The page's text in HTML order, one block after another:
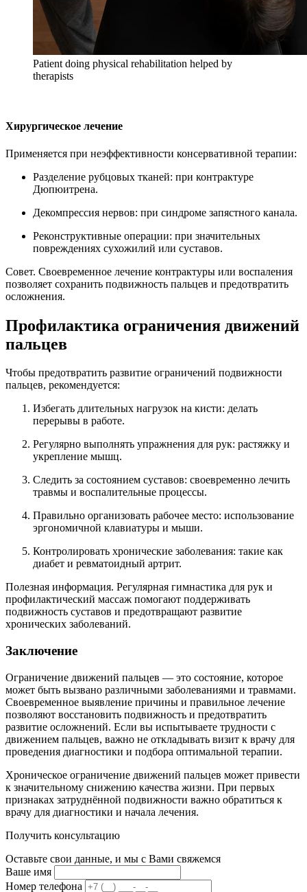
Patient doing physical rehabilitation helped by
therapists
Хирургическое лечение
Применяется при неэффективности консервативной терапии:
Разделение рубцовых тканей: при контрактуре
Дюпюитрена.
Декомпрессия нервов: при синдроме запястного канала.
Реконструктивные операции: при значительных
повреждениях сухожилий или суставов.
Совет. Своевременное лечение контрактуры или воспаления
позволяет сохранить подвижность пальцев и предотвратить
осложнения.
Профилактика ограничения движений
пальцев
Чтобы предотвратить развитие ограничений подвижности
пальцев, рекомендуется:
Избегать длительных нагрузок на кисти: делать
перерывы в работе.
Регулярно выполнять упражнения для рук: растяжку и
укрепление мышц.
Следить за состоянием суставов: своевременно лечить
травмы и воспалительные процессы.
Правильно организовать рабочее место: использование
эргономичной клавиатуры и мыши.
Контролировать хронические заболевания: такие как
диабет и ревматоидный артрит.
Полезная информация. Регулярная гимнастика для рук и
профилактический массаж помогают поддерживать
подвижность суставов и предотвращают развитие
хронических заболеваний.
Заключение
Ограничение движений пальцев — это состояние, которое
может быть вызвано различными заболеваниями и травмами.
Своевременное выявление причины и правильное лечение
позволяют восстановить подвижность и предотвратить
развитие осложнений. Если вы испытываете трудности с
движением пальцев, важно не откладывать визит к врачу для
проведения диагностики и подбора оптимальной терапии.
Хроническое ограничение движений пальцев может привести
к значительному снижению качества жизни. При первых
признаках затруднённой подвижности важно обратиться к
врачу для диагностики и начала лечения.
Получить консультацию
Оставьте свои данные, и мы с Вами свяжемся
Ваше имя
Номер телефона